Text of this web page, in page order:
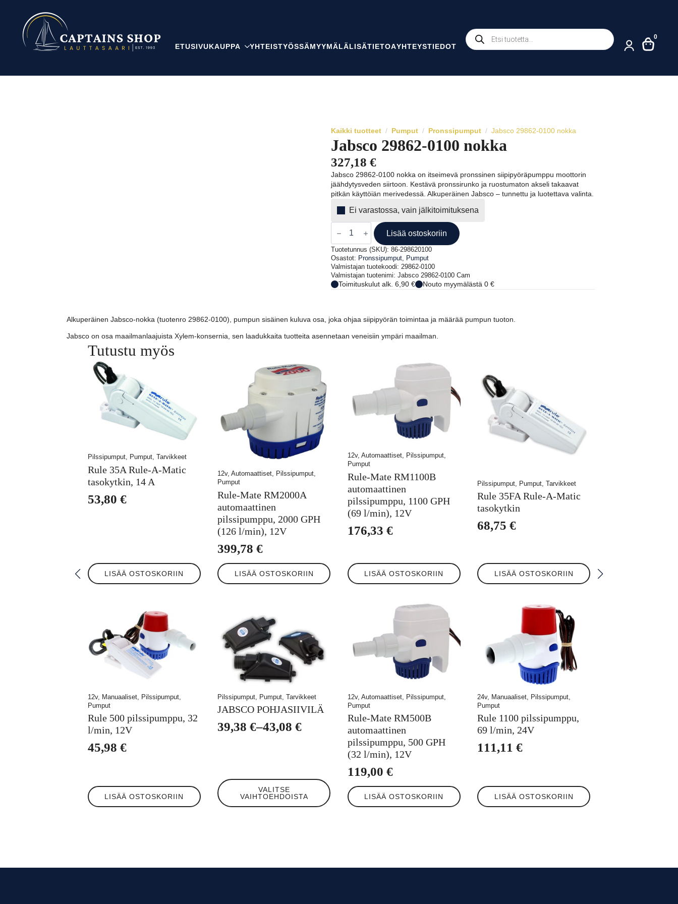
ETUSIVUKAUPPA YHTEISTYÖSSÄMYYMÄLÄLISÄTIETOAYHTEYSTIEDOT
Products
search
0
Kaikki tuotteet Pumput Pronssipumput Jabsco 29862-0100 nokka
Jabsco 29862-0100 nokka
327,18 €
Jabsco 29862-0100 nokka on itseimevä pronssinen siipipyöräpumppu moottorin
jäähdytysveden siirtoon. Kestävä pronssirunko ja ruostumaton akseli takaavat
pitkän käyttöiän merivedessä. Alkuperäinen Jabsco – tunnettu ja luotettava valinta.
Ei varastossa, vain jälkitoimituksena
Jabsco
29862-
0100
nokka
määrä
Lisää ostoskoriin
Tuotetunnus (SKU): 86-298620100
Osastot: Pronssipumput, Pumput
Valmistajan tuotekoodi: 29862-0100
Valmistajan tuotenimi: Jabsco 29862-0100 Cam
Toimituskulut alk. 6,90 € Nouto myymälästä 0 €
Alkuperäinen Jabsco-nokka (tuotenro 29862-0100), pumpun sisäinen kuluva osa, joka ohjaa siipipyörän toimintaa ja määrää pumpun tuoton.
Jabsco on osa maailmanlaajuista Xylem-konsernia, sen laadukkaita tuotteita asennetaan veneisiin ympäri maailman.
Tutustu myös
Pilssipumput, Pumput, Tarvikkeet
Rule 35A Rule-A-Matic
tasokytkin, 14 A
53,80 €
LISÄÄ OSTOSKORIIN
12v, Automaattiset, Pilssipumput,
Pumput
Rule-Mate RM2000A
automaattinen
pilssipumppu, 2000 GPH
(126 l/min), 12V
399,78€
LISÄÄ OSTOSKORIIN
12v, Automaattiset, Pilssipumput,
Pumput
Rule-Mate RM1100B
automaattinen
pilssipumppu, 1100 GPH
(69 l/min), 12V
176,33 €
LISÄÄ OSTOSKORIIN
Pilssipumput, Pumput, Tarvikkeet
Rule 35FA Rule-A-Matic
tasokytkin
68,75€
LISÄÄ OSTOSKORIIN
12v, Manuaaliset, Pilssipumput,
Pumput
Rule 500 pilssipumppu, 32
l/min, 12V
45,98 €
LISÄÄ OSTOSKORIIN
Pilssipumput, Pumput, Tarvikkeet
JABSCO POHJASIIVILÄ
39,38€–43,08€
Hintaluokka:
43,08 €
VALITSE
VAIHTOEHDOISTA
Tällä
tuotteella
on
sivulla.
12v, Automaattiset, Pilssipumput,
Pumput
Rule-Mate RM500B
automaattinen
pilssipumppu, 500 GPH
(32 l/min), 12V
119,00 €
LISÄÄ OSTOSKORIIN
24v, Manuaaliset, Pilssipumput,
Pumput
Rule 1100 pilssipumppu,
69 l/min, 24V
111,11€
LISÄÄ OSTOSKORIIN